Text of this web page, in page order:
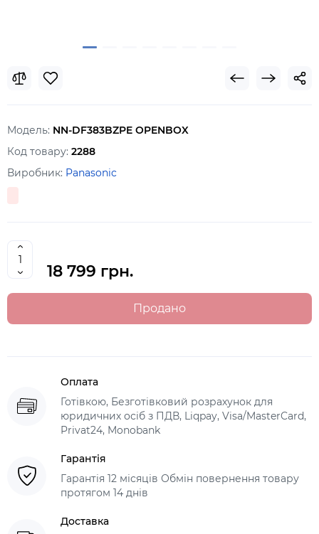
Модель: NN-DF383BZPE OPENBOX
Код товару: 2288
Виробник: Panasonic
18 799 грн.
Продано
Оплата
Готівкою, Безготівковий розрахунок для
юридичних осіб з ПДВ, Liqpay, Visa/MasterCard,
Privat24, Monobank
Гарантія
Гарантія 12 місяців Обмін повернення товару
протягом 14 днів
Доставка